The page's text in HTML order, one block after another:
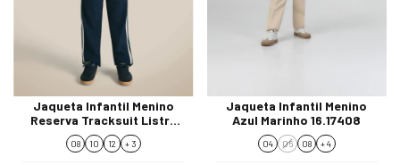
Jaqueta Infantil Menino
Reserva Tracksuit Listra
Azul Marinho 100970
08 10 12 + 3
Jaqueta Infantil Menino
Azul Marinho 16.17408
04 06 08 + 4